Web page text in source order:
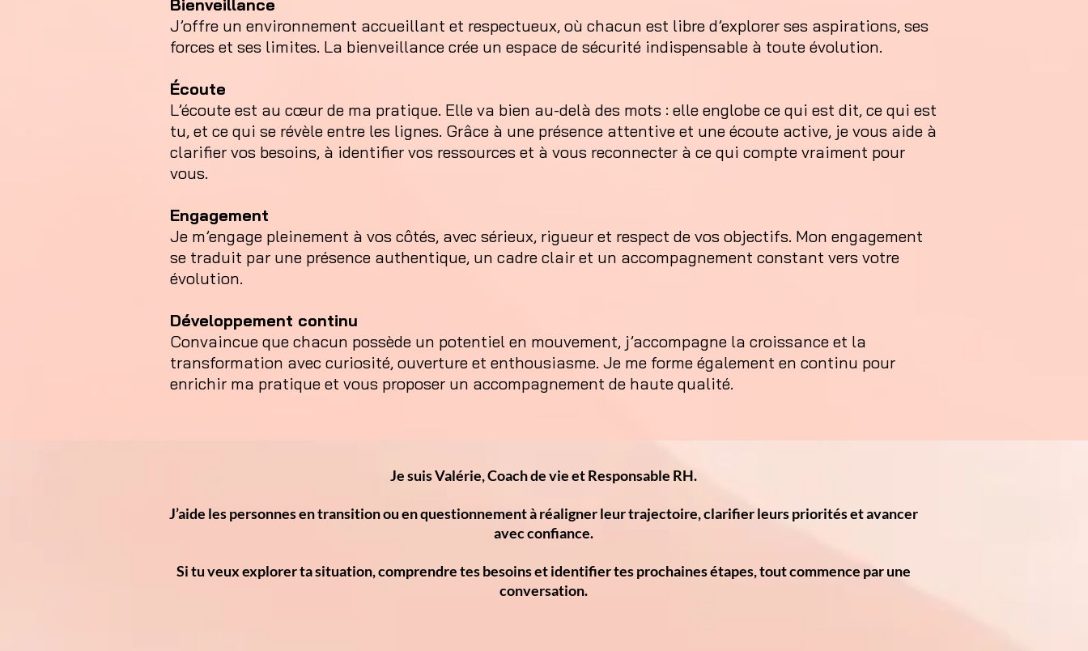
Bienveillance
J’offre un environnement accueillant et respectueux, où chacun est libre d’explorer ses aspirations, ses
forces et ses limites. La bienveillance crée un espace de sécurité indispensable à toute évolution.
Écoute
L’écoute est au cœur de ma pratique. Elle va bien au-delà des mots : elle englobe ce qui est dit, ce qui est
tu, et ce qui se révèle entre les lignes. Grâce à une présence attentive et une écoute active, je vous aide à
clarifier vos besoins, à identifier vos ressources et à vous reconnecter à ce qui compte vraiment pour
vous.
Engagement
Je m’engage pleinement à vos côtés, avec sérieux, rigueur et respect de vos objectifs. Mon engagement
se traduit par une présence authentique, un cadre clair et un accompagnement constant vers votre
évolution.
Développement continu
Convaincue que chacun possède un potentiel en mouvement, j’accompagne la croissance et la
transformation avec curiosité, ouverture et enthousiasme. Je me forme également en continu pour
enrichir ma pratique et vous proposer un accompagnement de haute qualité.
Je suis Valérie, Coach de vie et Responsable RH.
J’aide les personnes en transition ou en questionnement à réaligner leur trajectoire, clarifier leurs priorités et avancer
avec confiance.
Si tu veux explorer ta situation, comprendre tes besoins et identifier tes prochaines étapes, tout commence par une
conversation.